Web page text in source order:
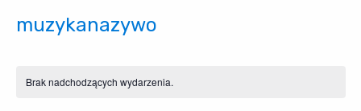
muzykanazywo
Brak nadchodzących wydarzenia.